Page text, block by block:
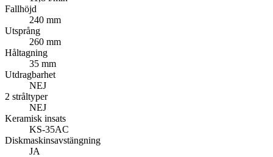
Fallhöjd
240 mm
Utsprång
260 mm
Håltagning
35 mm
Utdragbarhet
NEJ
2 stråltyper
NEJ
Keramisk insats
KS-35AC
Diskmaskinsavstängning
JA